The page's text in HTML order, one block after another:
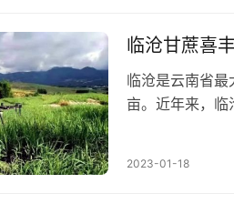
临沧甘蔗喜
临沧是云南省最
亩。近年来，临
2023-01-18